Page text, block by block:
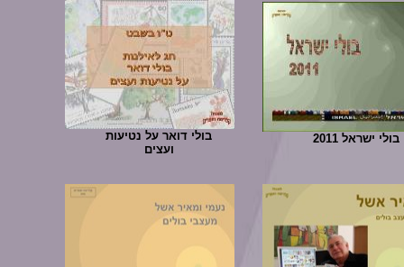
בולי דואר על נטיעות
ועצים
בולי ישראל 2011